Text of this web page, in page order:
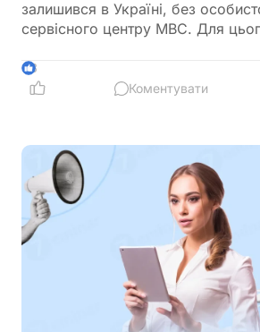
залишився в Україні, без
сервісного центру МВС. Для
довіреності на уповноваженого
3
Коментувати